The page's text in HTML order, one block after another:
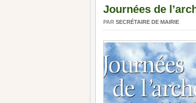
Journées de
PAR SECRÉTAIRE DE MAIRIE